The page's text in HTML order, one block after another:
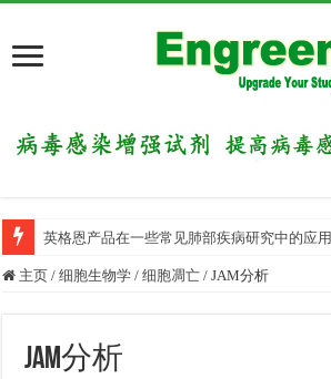
英格恩产品在一些常见肺部疾病研究中的应用
主页 / 细胞生物学 / 细胞凋亡 / JAM分析
JAM分析